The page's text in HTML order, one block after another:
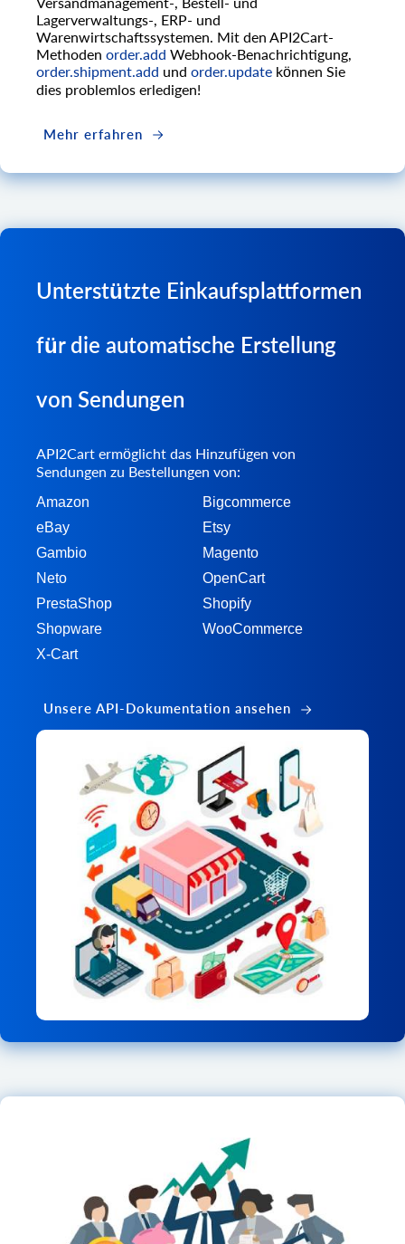
Lagerverwaltungs-, ERP- und
Warenwirtschaftssystemen. Mit den API2Cart-
Methoden order.add Webhook-Benachrichtigung,
order.shipment.add und order.update können Sie
dies problemlos erledigen!
Mehr erfahren
Unterstützte Einkaufsplattformen
für die automatische Erstellung
von Sendungen
API2Cart ermöglicht das Hinzufügen von
Sendungen zu Bestellungen von:
Amazon
Bigcommerce
eBay
Etsy
Gambio
Magento
Neto
OpenCart
PrestaShop
Shopify
Shopware
WooCommerce
X-Cart
Unsere API-Dokumentation ansehen